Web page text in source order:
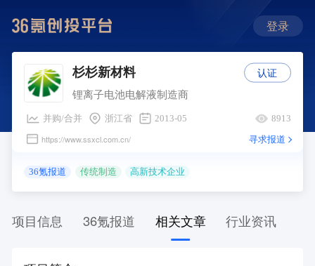
登录
杉杉新材料
锂离子电池电解液制造商
并购/合并 浙江省 2013-05 8913
https://www.ssxcl.com.cn/ 寻求报道
36氪报道 传统制造 高新技术企业
认证
项目信息 36氪报道 相关文章 行业资讯